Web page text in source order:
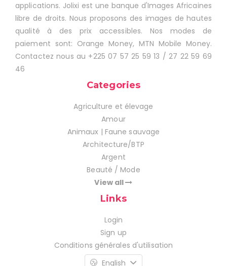
applications. Jolixi est une banque d'Images Africaines
libre de droits. Nous proposons des images de hautes
qualité à des prix accessibles. Nos modes de
paiement sont: Orange Money, MTN Mobile Money.
Contactez nous au +225 07 57 25 59 13 / 27 22 59 69
46
Categories
Agriculture et élevage
Amour
Animaux | Faune sauvage
Architecture/BTP
Argent
Beauté / Mode
View all
Links
Login
Sign up
Conditions générales d'utilisation
English